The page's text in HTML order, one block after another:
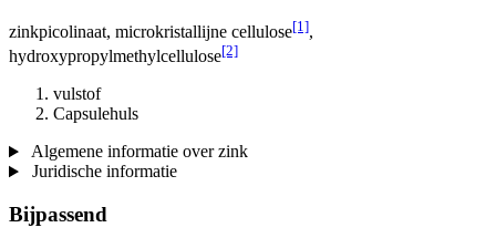
zinkpicolinaat, microkristallijne cellulose[1],
hydroxypropylmethylcellulose[2]
vulstof
Capsulehuls
Algemene informatie over zink
Juridische informatie
Bijpassend